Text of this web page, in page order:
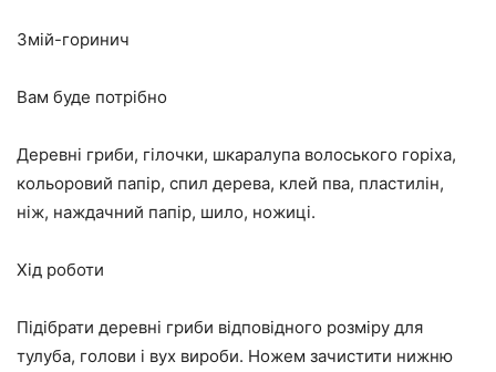
Змій-горинич
Вам буде потрібно
Деревні гриби, гілочки, шкаралупа волоського горіха,
кольоровий папір, спил дерева, клей пва, пластилін,
ніж, наждачний папір, шило, ножиці.
Хід роботи
Підібрати деревні гриби відповідного розміру для
тулуба, голови і вух вироби. Ножем зачистити нижню